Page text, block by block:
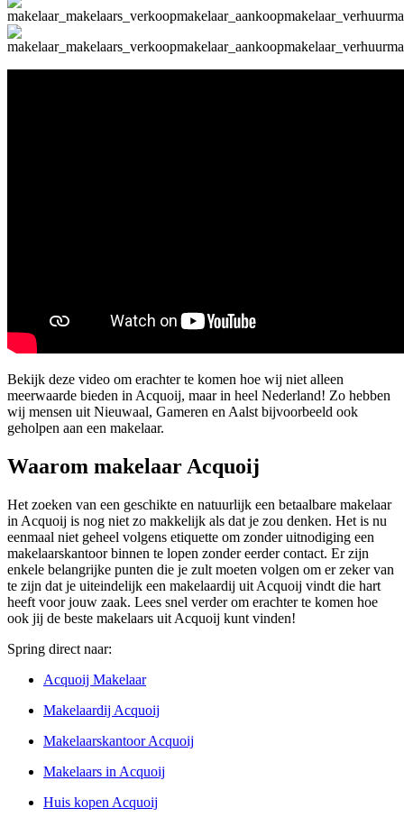
Bekijk deze video om erachter te komen hoe wij niet alleen
meerwaarde bieden in Acquoij, maar in heel Nederland! Zo hebben
wij mensen uit Nieuwaal, Gameren en Aalst bijvoorbeeld ook
geholpen aan een makelaar.
Waarom makelaar Acquoij
Het zoeken van een geschikte en natuurlijk een betaalbare makelaar
in Acquoij is nog niet zo makkelijk als dat je zou denken. Het is nu
eenmaal niet geheel volgens etiquette om zonder uitnodiging een
makelaarskantoor binnen te lopen zonder eerder contact. Er zijn
enkele belangrijke punten die je zult moeten volgen om er zeker van
te zijn dat je uiteindelijk een makelaardij uit Acquoij vindt die hart
heeft voor jouw zaak. Lees snel verder om erachter te komen hoe
ook jij de beste makelaars uit Acquoij kunt vinden!
Spring direct naar:
Acquoij Makelaar
Makelaardij Acquoij
Makelaarskantoor Acquoij
Makelaars in Acquoij
Huis kopen Acquoij